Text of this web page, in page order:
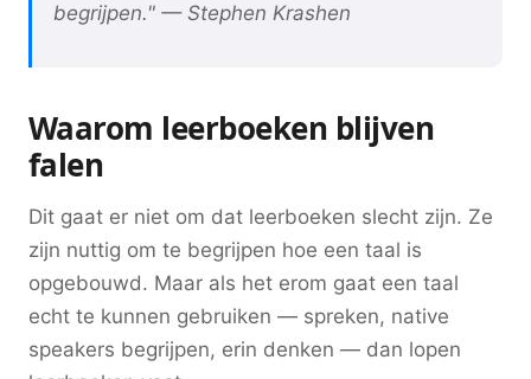
begrijpen." — Stephen Krashen
Waarom leerboeken blijven
falen
Dit gaat er niet om dat leerboeken slecht zijn. Ze
zijn nuttig om te begrijpen hoe een taal is
opgebouwd. Maar als het erom gaat een taal
echt te kunnen gebruiken — spreken, native
speakers begrijpen, erin denken — dan lopen